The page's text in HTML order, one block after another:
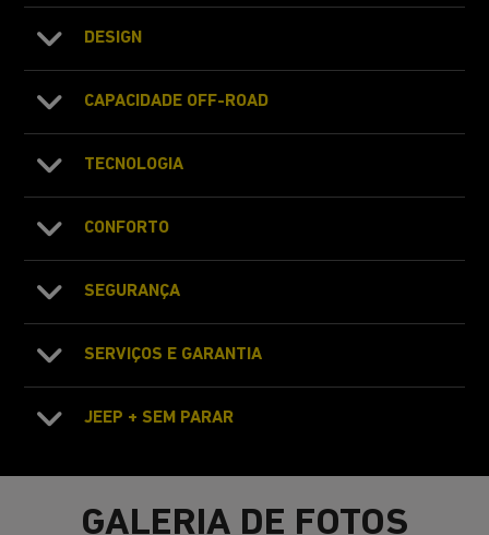
DESIGN
CAPACIDADE OFF-ROAD
TECNOLOGIA
CONFORTO
SEGURANÇA
SERVIÇOS E GARANTIA
JEEP + SEM PARAR
GALERIA DE FOTOS